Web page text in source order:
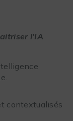
l’IA
contextualisés